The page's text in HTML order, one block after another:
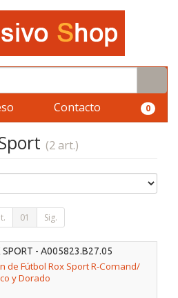
Contacto 0
(2 art.)
01 Sig.
SPORT - A005823.B27.05
de Fútbol Rox Sport R-Comand/
y Dorado